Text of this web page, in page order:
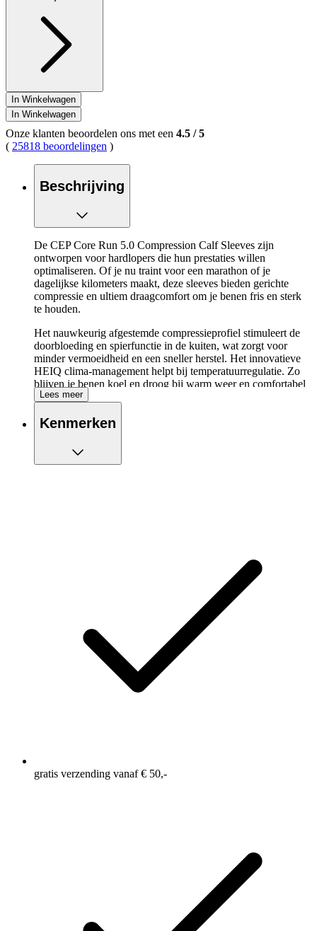
In Winkelwagen
In Winkelwagen
Onze klanten beoordelen ons met een 4.5 /5
( 25818 beoordelingen )
Beschrijving
De CEP Core Run 5.0 Compression Calf Sleeves zijn
ontworpen voor hardlopers die hun prestaties willen
optimaliseren. Of je nu traint voor een marathon of je
dagelijkse kilometers maakt, deze sleeves bieden gerichte
compressie en ultiem draagcomfort om je benen fris en sterk
te houden.
Het nauwkeurig afgestemde compressieprofiel stimuleert de
doorbloeding en spierfunctie in de kuiten, wat zorgt voor
minder vermoeidheid en een sneller herstel. Het innovatieve
HEIQ clima-management helpt bij temperatuurregulatie. Zo
blijven je benen koel en droog bij warm weer en comfortabel
warm in koudere omstandigheden.
Dankzij de ventilatiezones en een ademend mesh-design
Compression Calf Sleeves – de basis voor elke run.
Achillespeesondersteuning ter voorkoming van
Optimale ventilatie door strategisch geplaatste
Behandeld tegen nare geuren en bacteriën
Lees meer
Kenmerken
gratis verzending vanaf € 50,-